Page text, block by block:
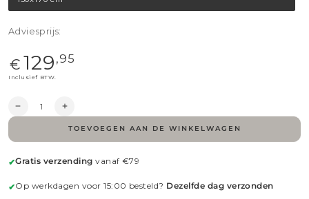
Adviesprijs:
Reguliere
{{
price
€ 129 ,95
Inclusief BTW.
Aantal
Verlaag
Pip
Studio
Bonsoir
Sprei
Hoog
op
voor
Pip
Studio
Stripe
TOEVOEGEN AAN DE WINKELWAGEN
✔Gratis verzending vanaf €79
✔Op werkdagen voor 15:00 besteld? Dezelfde dag verzonden